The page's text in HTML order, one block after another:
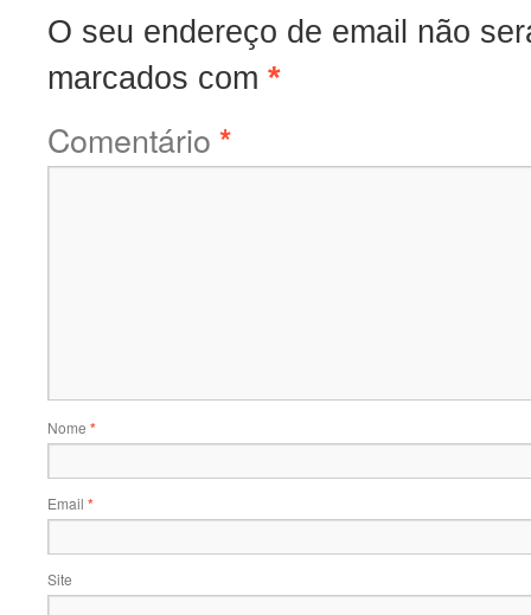
O seu endereço de email não
marcados com *
Comentário *
Nome *
Email *
Site